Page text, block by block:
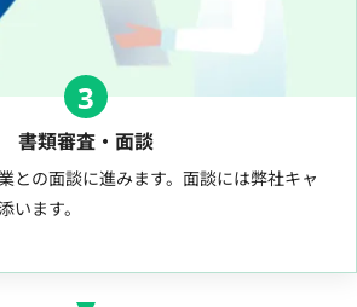
3
書類審査・面談
との面談に進みます。面談には弊社キャ
います。